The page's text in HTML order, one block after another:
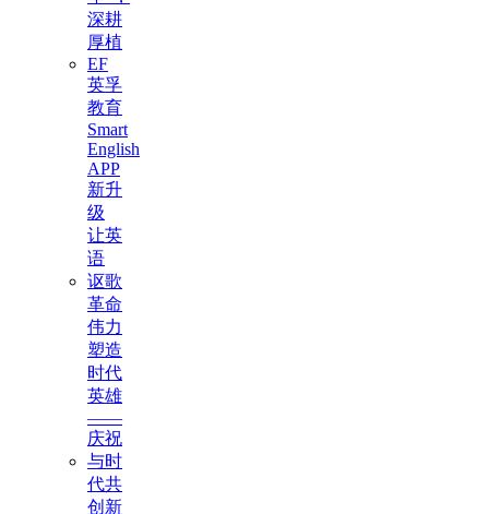
深耕
厚植
EF
英孚
教育
Smart
English
APP
新升
级
让英
语
讴歌
革命
伟力
塑造
时代
英雄
——
庆祝
与时
代共
创新